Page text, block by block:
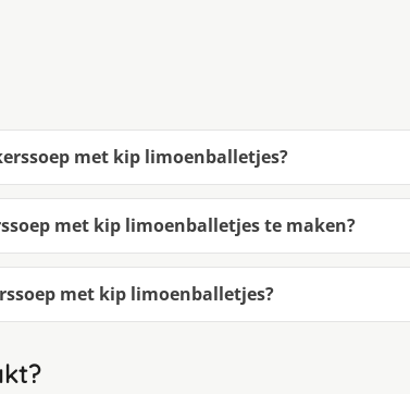
met kip limoenballetjes?
met kip limoenballetjes te maken?
met kip limoenballetjes?